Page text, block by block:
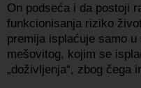
On podseća i da postoji
funkcionisanja riziko
premija isplaćuje samo
mešovitog, kojim se
„doživljenja“, zbog čega